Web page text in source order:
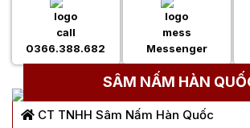
0366.388.682 Messenger
SÂM NẤM HÀN
CT TNHH Sâm Nấm Hàn Quốc